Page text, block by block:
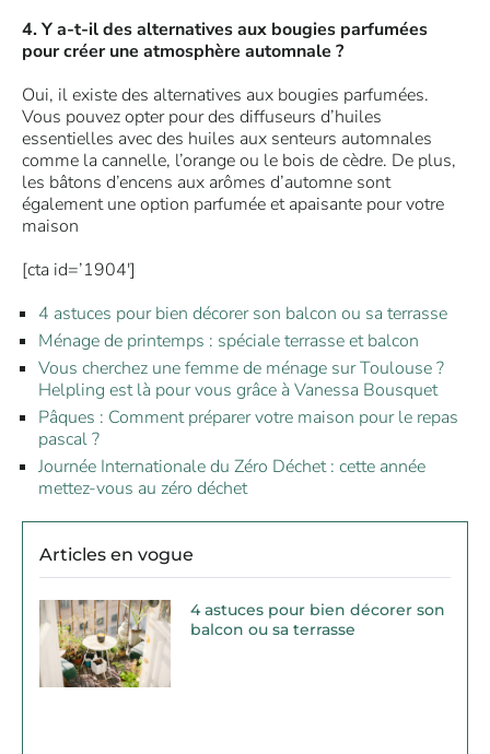
4. Y a-t-il des alternatives aux bougies parfumées
pour créer une atmosphère automnale ?
Oui, il existe des alternatives aux bougies parfumées.
Vous pouvez opter pour des diffuseurs d’huiles
essentielles avec des huiles aux senteurs automnales
comme la cannelle, l’orange ou le bois de cèdre. De plus,
les bâtons d’encens aux arômes d’automne sont
également une option parfumée et apaisante pour votre
maison
[cta id=’1904′]
4 astuces pour bien décorer son balcon ou sa terrasse
Ménage de printemps : spéciale terrasse et balcon
Vous cherchez une femme de ménage sur Toulouse ?
Helpling est là pour vous grâce à Vanessa Bousquet
Pâques : Comment préparer votre maison pour le repas
pascal ?
Journée Internationale du Zéro Déchet : cette année
mettez-vous au zéro déchet
Articles en vogue
4 astuces pour bien décorer son
balcon ou sa terrasse